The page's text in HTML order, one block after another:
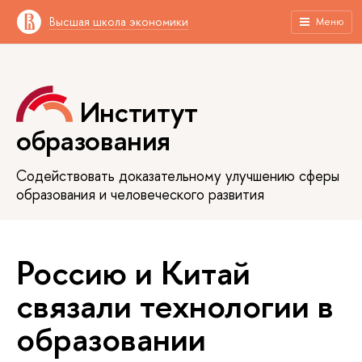
Высшая школа экономики Меню
Институт
образования
Содействовать доказательному улучшению сферы
образования и человеческого развития
Россию и Китай
связали технологии в
образовании